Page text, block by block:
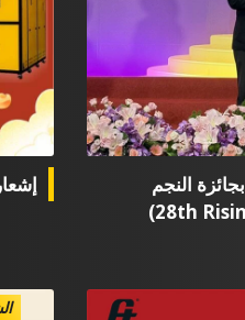
فازت شركة Flying Tiger KJ بجائزة النجم